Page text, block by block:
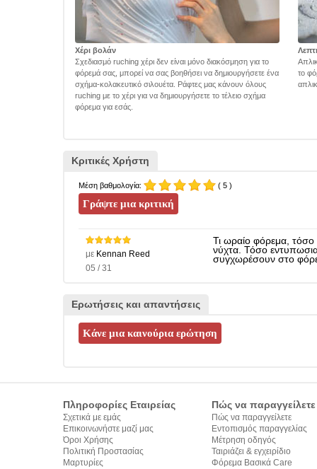
Χέρι βολάν
Σχεδιασμό ruching χέρι δεν είναι μόνο διακόσμηση για το
φόρεμά σας, μπορεί να σας βοηθήσει να δημιουργήσετε ένα
σχήμα-κολακευτικό σιλουέτα. Ράφτες μας κάνουν όλους
ruching με το χέρι για να δημιουργήσετε το τέλειο σχήμα
φόρεμα για εσάς.
το
Κριτικές Χρήστη
Μέση βαθμολογία: ( 5 )
με Kennan Reed
05 / 31
Τι ωραίο φόρεμα, τόσο
νύχτα. Τόσο
συγχωρέσουν στο
Ερωτήσεις και απαντήσεις
Πληροφορίες Εταιρείας
Σχετικά με εμάς
Επικοινωνήστε μαζί μας
Όροι Χρήσης
Πολιτική Προστασίας
Προσωπικών Δεδομένων
Μαρτυρίες
Πώς να παραγγείλετε
Πώς να παραγγείλετε
Εντοπισμός παραγγελίας
Μέτρηση οδηγός
Ταιριάζει & εγχειρίδιο
σύνταξης κειμένων
Φόρεμα Βασικά Care